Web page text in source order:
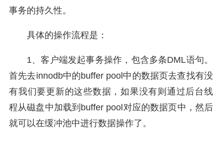
事务的持久性。
具体的操作流程是：
1、客户端发起事务操作，包含多条DML语句。
首先去innodb中的buffer pool中的数据页去查找有没
有我们要更新的这些数据，如果没有则通过后台线
程从磁盘中加载到buffer pool对应的数据页中，然后
就可以在缓冲池中进行数据操作了。